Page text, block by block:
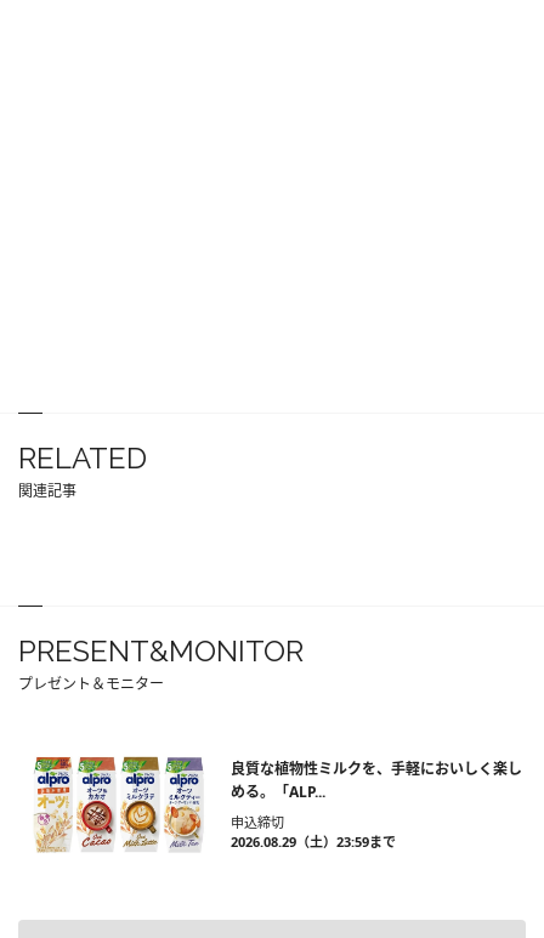
RELATED
関連記事
PRESENT&MONITOR
プレゼント＆モニター
良質な植物性ミルクを、手軽においしく楽し
める。「ALP...
申込締切
2026.08.29（土）23:59まで